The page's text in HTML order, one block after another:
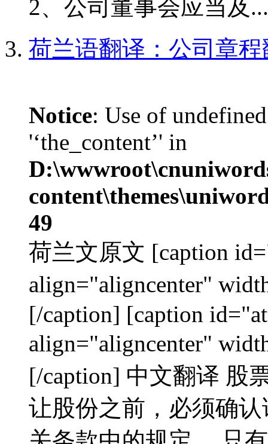
2、公司董事会应当及...
荷兰语翻译：公司章
Notice: Use of
'‘the_content’' in
49
荷兰文原文 [caption
align="aligncenter"
[/caption] [caption
align="aligncenter"
[/caption] 中文翻译 股
让股份之前，必须确